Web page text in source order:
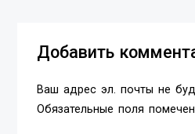
Добавить
Ваш адрес эл. почты не
Обязательные поля